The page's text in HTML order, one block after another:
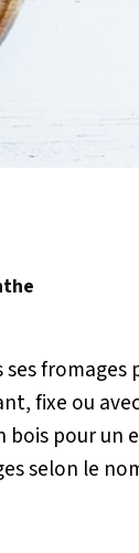
fromages
fixe ou
pour un
selon le